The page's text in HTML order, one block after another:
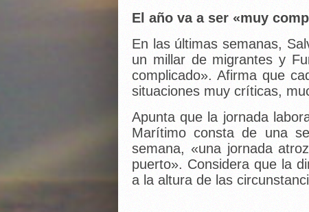
El año va a ser «muy
En las últimas semanas,
un millar de migrantes y
complicado». Afirma que
situaciones muy críticas,
Apunta que la jornada
Marítimo consta de una
semana, «una jornada
puerto». Considera que la
a la altura de las